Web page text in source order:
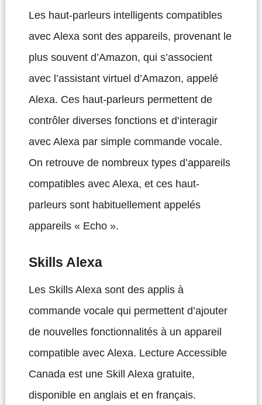
Les haut-parleurs intelligents compatibles
avec Alexa sont des appareils, provenant le
plus souvent d’Amazon, qui s’associent
avec l’assistant virtuel d’Amazon, appelé
Alexa. Ces haut-parleurs permettent de
contrôler diverses fonctions et d’interagir
avec Alexa par simple commande vocale.
On retrouve de nombreux types d’appareils
compatibles avec Alexa, et ces haut-
parleurs sont habituellement appelés
appareils « Echo ».
Skills Alexa
Les Skills Alexa sont des applis à
commande vocale qui permettent d’ajouter
de nouvelles fonctionnalités à un appareil
compatible avec Alexa. Lecture Accessible
Canada est une Skill Alexa gratuite,
disponible en anglais et en français.